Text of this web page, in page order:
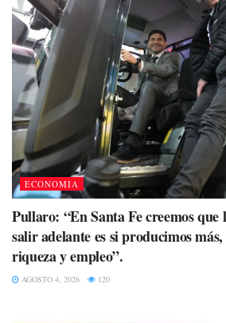
ECONOMIA
Pullaro: “En Santa Fe creemos
salir adelante es si producimos
riqueza y empleo”.
AGOSTO 4, 2026 120